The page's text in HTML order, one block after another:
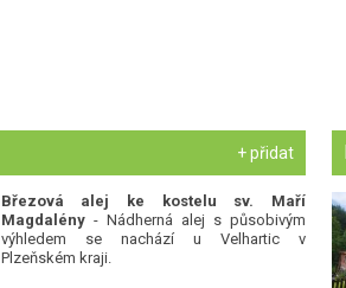
+ přidat
Březová alej ke kostelu sv. Maří
Magdalény- Nádherná alej s působivým
výhledem se nachází u Velhartic v
Plzeňském kraji.